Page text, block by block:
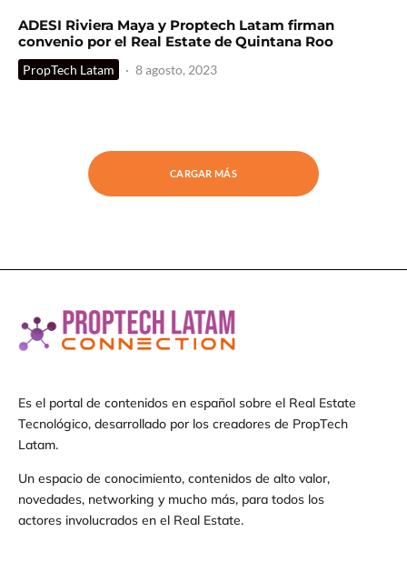
ADESI Riviera Maya y Proptech Latam firman
convenio por el Real Estate de Quintana Roo
PropTech Latam · 8 agosto, 2023
CARGAR MÁS
Es el portal de contenidos en español sobre el Real Estate
Tecnológico, desarrollado por los creadores de PropTech
Latam.
Un espacio de conocimiento, contenidos de alto valor,
novedades, networking y mucho más, para todos los
actores involucrados en el Real Estate.